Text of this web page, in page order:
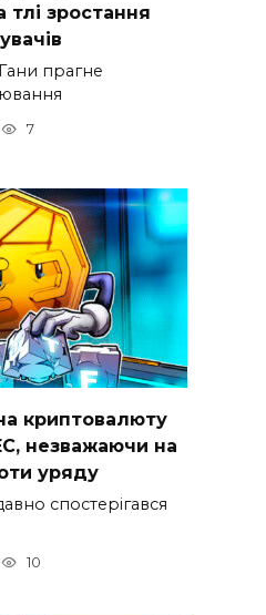
зростання
прагне
7
криптовалюту
незважаючи на
уряду
спостерігався
10